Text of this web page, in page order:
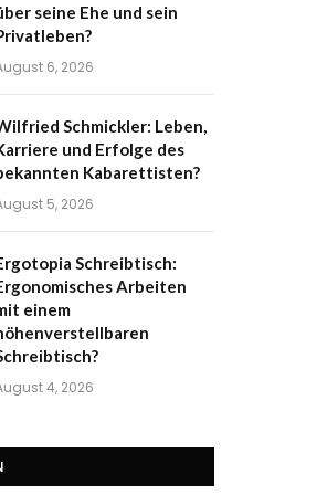
seine Ehe und sein
6, 2026
Schmickler: Leben,
und Erfolge des
Kabarettisten?
5, 2026
Schreibtisch:
Arbeiten
einem
4, 2026